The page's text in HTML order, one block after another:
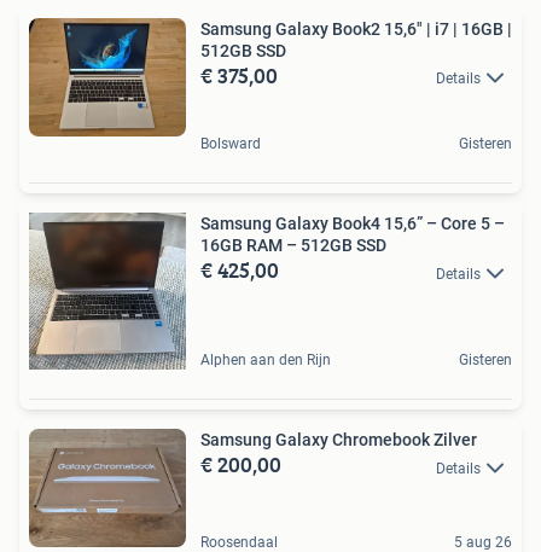
Samsung Galaxy Book2 15,6" | i7 | 16GB |
512GB SSD
€ 375,00 Details
Bolsward Gisteren
Samsung Galaxy Book4 15,6” – Core 5 –
16GB RAM – 512GB SSD
€ 425,00 Details
Alphen aan den Rijn Gisteren
Samsung Galaxy Chromebook Zilver
€ 200,00 Details
Roosendaal 5 aug 26